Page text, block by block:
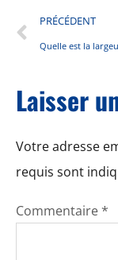
PRÉCÉDENT
Laisser
Votre adresse
requis sont
Commentaire *